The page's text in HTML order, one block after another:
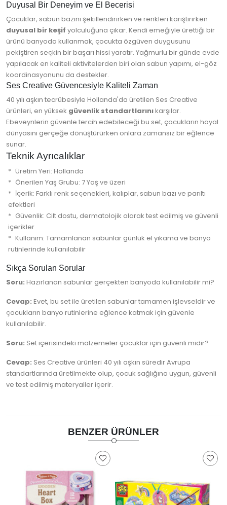
Duyusal Bir Deneyim ve El Becerisi
Çocuklar, sabun bazını şekillendirirken ve renkleri karıştırırken
duyusal bir keşif yolculuğuna çıkar. Kendi emeğiyle ürettiği bir
ürünü banyoda kullanmak, çocukta özgüven duygusunu
pekiştiren seçkin bir başarı hissi yaratır. Yağmurlu bir günde evde
yapılacak en kaliteli aktivitelerden biri olan sabun yapımı, el-göz
koordinasyonunu da destekler.
Ses Creative Güvencesiyle Kaliteli Zaman
40 yılı aşkın tecrübesiyle Hollanda'da üretilen Ses Creative
ürünleri, en yüksek güvenlik standartlarınıkarşılar.
Ebeveynlerin güvenle tercih edebileceği bu set, çocukların hayal
dünyasını gerçeğe dönüştürürken onlara zamansız bir eğlence
sunar.
Teknik Ayrıcalıklar
Üretim Yeri: Hollanda
Önerilen Yaş Grubu: 7 Yaş ve üzeri
İçerik: Farklı renk seçenekleri, kalıplar, sabun bazı ve parıltı
efektleri
Güvenlik: Cilt dostu, dermatolojik olarak test edilmiş ve güvenli
içerikler
Kullanım: Tamamlanan sabunlar günlük el yıkama ve banyo
rutinlerinde kullanılabilir
Sıkça Sorulan Sorular
Soru: Hazırlanan sabunlar gerçekten banyoda kullanılabilir mi?
Cevap: Evet, bu set ile üretilen sabunlar tamamen işlevseldir ve
çocukların banyo rutinlerine eğlence katmak için güvenle
kullanılabilir.
Soru: Set içerisindeki malzemeler çocuklar için güvenli midir?
Cevap: Ses Creative ürünleri 40 yılı aşkın süredir Avrupa
standartlarında üretilmekte olup, çocuk sağlığına uygun, güvenli
ve test edilmiş materyaller içerir.
BENZER ÜRÜNLER